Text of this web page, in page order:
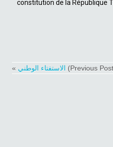
constitution de la République
« الاستفتاء الوطني (Previous